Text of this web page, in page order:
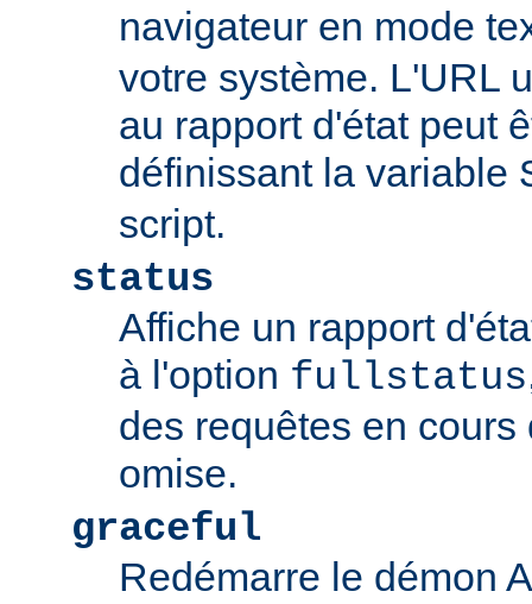
navigateur en mode
votre système. L'URL
au rapport d'état peut
définissant la variable
script.
status
Affiche un rapport
à l'option fullstatus
des requêtes en cours
omise.
graceful
Redémarre le démon